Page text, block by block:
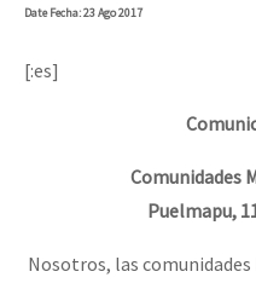
DateFecha: 23 Ago 2017
[:es]
Comunidades
Puelmapu,
Nosotros, las comunidades